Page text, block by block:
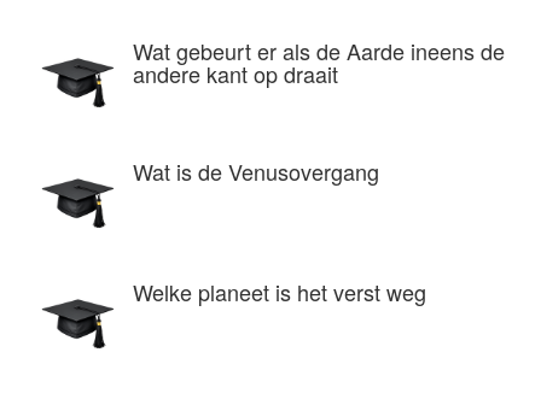
Wat gebeurt er als de Aarde ineens de
andere kant op draait
Wat is de Venusovergang
Welke planeet is het verst weg